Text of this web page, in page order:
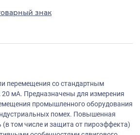
знак
перемещения со стандартным
мА. Предназначены для измерения
промышленного оборудования
помех. Повышенная
том числе и защита от пироэффекта)